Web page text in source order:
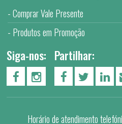
Comprar Vale Presente
Produtos em Promoção
Siga-nos:
PÁGINA DO FACEBOOK
PÁGINA DO INSTAGRAM
Partilhar:
FACEBOOKTWITTER
Horário de atendimento